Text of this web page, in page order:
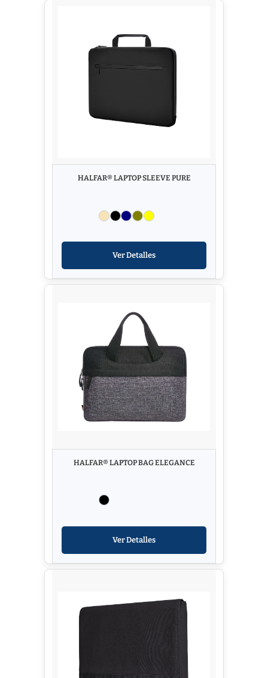
HALFAR® LAPTOP SLEEVE PURE
Ver Detalles
HALFAR® LAPTOP BAG ELEGANCE
Ver Detalles